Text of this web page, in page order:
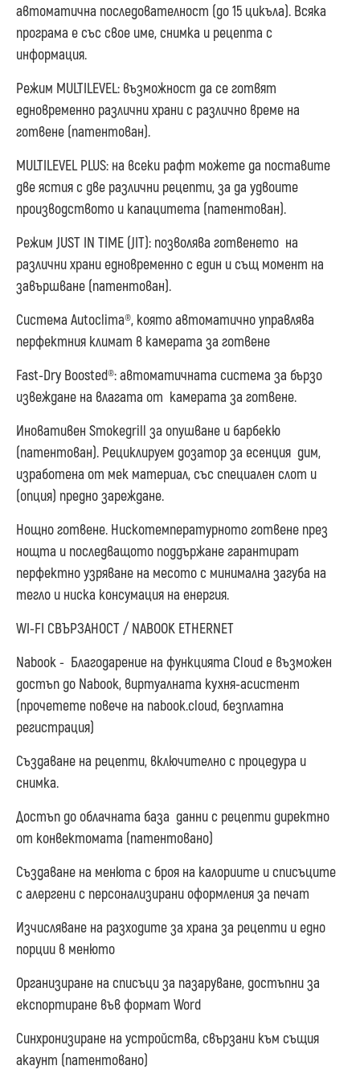
автоматична последователност (до 15 цикъла). Всяка
програма е със свое име, снимка и рецепта с
информация.
Режим MULTILEVEL: възможност да се готвят
едновременно различни храни с различно време на
готвене (патентован).
MULTILEVEL PLUS: на всеки рафт можете да поставите
две ястия с две различни рецепти, за да удвоите
производството и капацитета (патентован).
Режим JUST IN TIME (JIT): позволява готвенето на
различни храни едновременно с един и същ момент на
завършване (патентован).
Система Autoclima®, която автоматично управлява
перфектния климат в камерата за готвене
Fast-Dry Boosted®: автоматичната система за бързо
извеждане на влагата от камерата за готвене.
Иновативен Smokegrill за опушване и барбекю
(патентован). Рециклируем дозатор за есенция дим,
изработена от мек материал, със специален слот и
(опция) предно зареждане.
Нощно готвене. Нискотемпературното готвене през
нощта и последващото поддържане гарантират
перфектно узряване на месото с минимална загуба на
тегло и ниска консумация на енергия.
WI-FI СВЪРЗАНОСТ / NABOOK ETHERNET
Nabook - Благодарение на функцията Cloud е възможен
достъп до Nabook, виртуалната кухня-асистент
(прочетете повече на nabook.cloud, безплатна
регистрация)
Създаване на рецепти, включително с процедура и
снимка.
Достъп до облачната база данни с рецепти директно
от конвектомата (патентовано)
Създаване на менюта с броя на калориите и списъците
с алергени с персонализирани оформления за печат
Изчисляване на разходите за храна за рецепти и едно
порции в менюто
Организиране на списъци за пазаруване, достъпни за
експортиране във формат Word
Синхронизиране на устройства, свързани към същия
акаунт (патентовано)